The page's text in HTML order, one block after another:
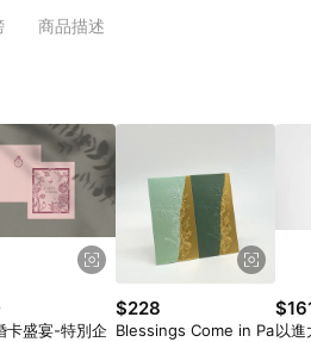
惠，例如首購優惠，P coins，
不在此限。 6. APP 請更新至
商品，禮物卡，開館保證金，補
9. LINE 購物站上之商品規格、
品資訊頁及購物車不符，以
標示為準。 10. 點數紅包使用規
11. 若於 LINE 購物前往 Pinkoi
並完成訂單，不符合導購資格；承
需透過 LINE 購物前往 Pinkoi 頁
商品描述
卡盛宴-特別企
$228
Blessings Come in Pa以進